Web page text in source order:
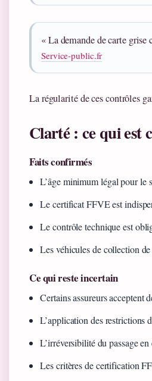
« La demande de carte
Service-public.fr
La régularité de ces contrôles
Clarté : ce qui est
Faits confirmés
L’âge minimum légal pour le
Le certificat FFVE est
Le contrôle technique est
Les véhicules de collection
Ce qui reste incertain
Certains assureurs acceptent
L’application des restrictions
L’irréversibilité du passage
Les critères de certification